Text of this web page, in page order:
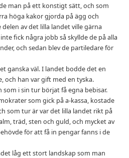
man på ett konstigt sätt, och som
höga kakor gjorda på ägg och
av det lilla landet ville gärna
fick några jobb så skyllde de på alla
och sedan blev de partiledare för
ganska väl. I landet bodde det en
och han var gift med en tyska.
som i sin tur börjat få egna bebisar.
som gick på a-kassa, kostade
som tur är var det lilla landet rikt på
träd, sten och guld, och mycket av
för att få in pengar fanns i de
låg ett stort landskap som man